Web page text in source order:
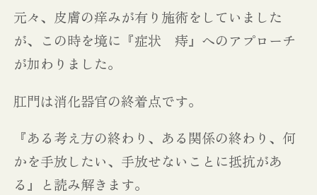
元々、皮膚の痒みが有り施術をしていました
が、この時を境に『症状 痔』へのアプローチ
が加わりました。
肛門は消化器官の終着点です。
『ある考え方の終わり、ある関係の終わり、何
かを手放したい、手放せないことに抵抗があ
る』と読み解きます。